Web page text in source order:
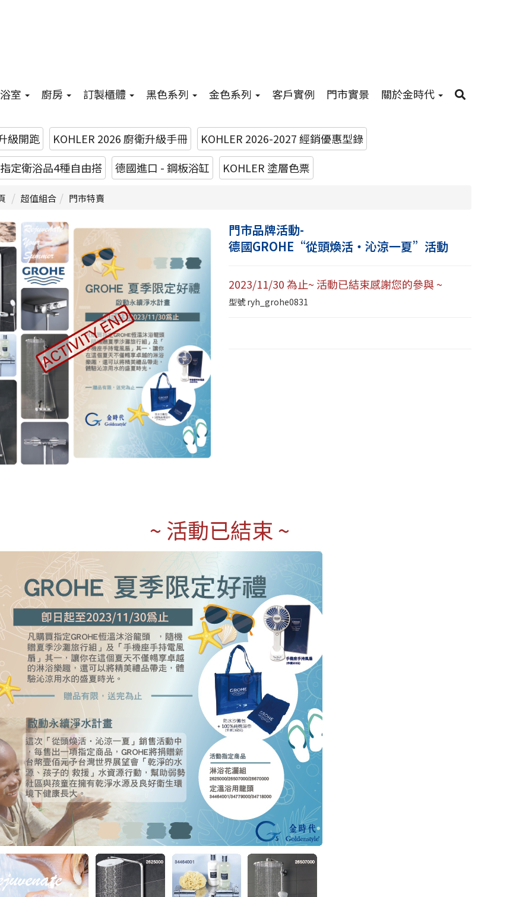
浴室 廚房 訂製櫃體 黑色系列 金色系列 客戶實例 門市實景 關於金時代
級開跑 KOHLER 2026 廚衛升級手冊
KOHLER 2026-2027 經銷優惠型錄
定衛浴品4種自由搭 德國進口 - 鋼板浴缸 KOHLER 塗層色票
超值組合 門市特賣
門市品牌活動-
德國GROHE“從頭煥活‧沁涼一夏”活動
2023/11/30 為止~ 活動已結束感謝您的參與 ~
型號ryh_grohe0831
~ 活動已結束 ~